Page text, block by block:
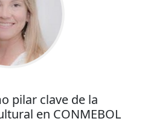
pilar clave de la
en CONMEBOL